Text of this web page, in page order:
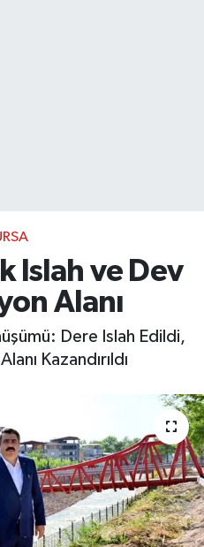
Islah ve Dev
Alanı
Dere Islah Edildi,
Kazandırıldı